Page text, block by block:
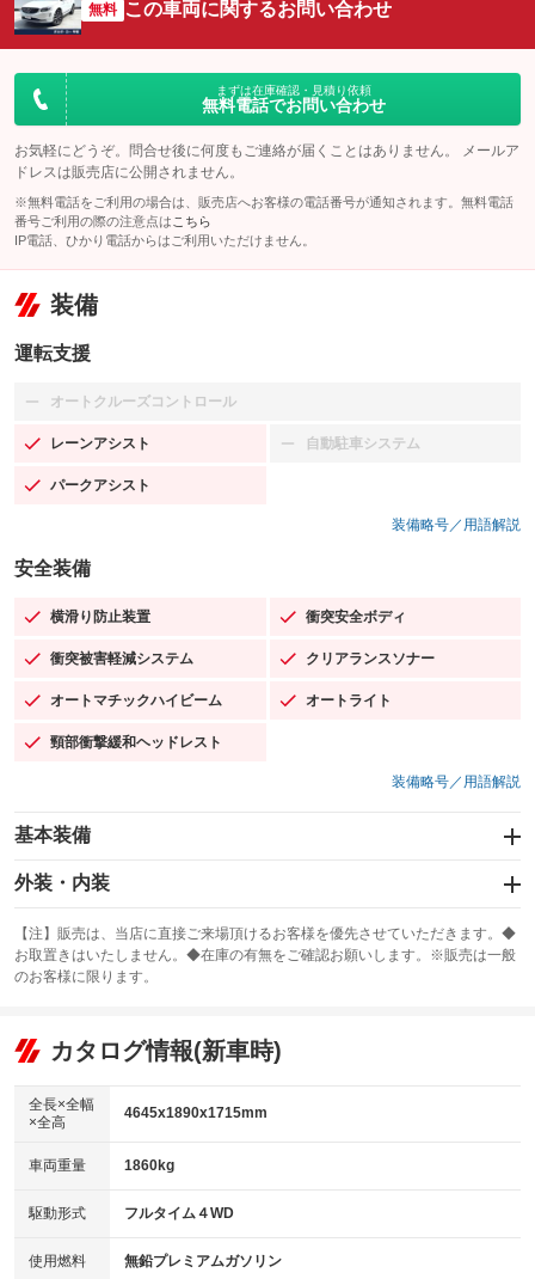
無料 この車両に関するお問い合わせ
まずは在庫確認・見積り依頼
無料電話でお問い合わせ
お気軽にどうぞ。問合せ後に何度もご連絡が届くことはありません。 メールア
ドレスは販売店に公開されません。
※無料電話をご利用の場合は、販売店へお客様の電話番号が通知されます。無料電話
番号ご利用の際の注意点は こちら
IP電話、ひかり電話からはご利用いただけません。
装備
運転支援
オートクルーズコントロール
：装備なし
レーンアシスト
：装備あり 自動駐車システム
：装備なし
パークアシスト
：装備あり
装備略号／用語解説
安全装備
横滑り防止装置
：装備あり 衝突安全ボディ
：装備あり
衝突被害軽減システム
：装備あり クリアランスソナー
：装備あり
オートマチックハイビーム
：装備あり オートライト
：装備あり
頸部衝撃緩和ヘッドレスト
：装備あり
装備略号／用語解説
基本装備
エアバッグ：運転席/助手席/サイド
：装備あり
：装備なし
サンルーフ
：装備なし ABS
リフトアップ
：装備なし
：装備なし
パワーウィンドウ
アイドリングストップ
：装備あり
USB入力端子
：装備あり
100V電源
：装備なし
外装・内装
カーナビ：HDDナビ
：装備あり
TV
：装備なし
ビジュアル
：装備なし
アルミホイール：19インチ
：装備あり
HID(キセノンライト)
バックカメラ
【注】販売は、当店に直接ご来場頂けるお客様を優先させていただきます。◆
お取置きはいたしません。◆在庫の有無をご確認お願いします。※販売は一般
のお客様に限ります。
カタログ情報(新車時)
全長×全幅
×全高
4645x1890x1715mm
車両重量 1860kg
駆動形式 フルタイム４WD
使用燃料 無鉛プレミアムガソリン